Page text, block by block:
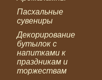
Пасхальные
сувениры
Декорирование
бутылок с
напитками к
праздникам и
торжествам